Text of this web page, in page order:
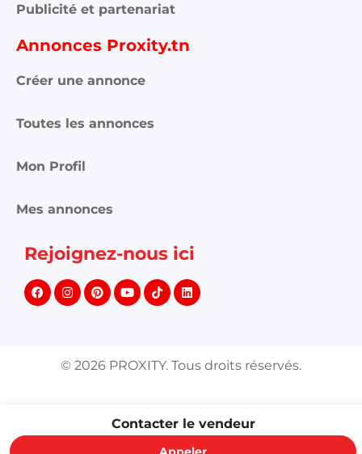
Contacter le vendeur
Publicité et partenariat
Annonces Proxity.tn
Créer une annonce
Toutes les annonces
Mon Profil
Mes annonces
Rejoignez-nous ici
© 2026 PROXITY. Tous droits réservés.